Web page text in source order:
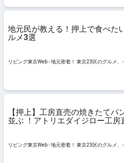
地元民が教える！押上で食べた
ルメ3選
リビング東京Web - 地元密着！ 東京23区のグルメ、
【押上】工房直売の焼きたてパ
並ぶ ！アトリエダイジロー工房
リビング東京Web - 地元密着！ 東京23区のグルメ、